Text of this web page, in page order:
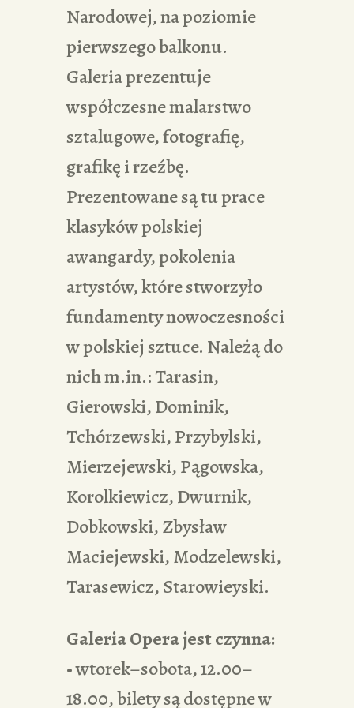
Narodowej, na poziomie
pierwszego balkonu.
Galeria prezentuje
współczesne malarstwo
sztalugowe, fotografię,
grafikę i rzeźbę.
Prezentowane są tu prace
klasyków polskiej
awangardy, pokolenia
artystów, które stworzyło
fundamenty nowoczesności
w polskiej sztuce. Należą do
nich m.in.: Tarasin,
Gierowski, Dominik,
Tchórzewski, Przybylski,
Mierzejewski, Pągowska,
Korolkiewicz, Dwurnik,
Dobkowski, Zbysław
Maciejewski, Modzelewski,
Tarasewicz, Starowieyski.
Galeria Opera jest czynna:
• wtorek–sobota, 12.00–
18.00, bilety są dostępne w